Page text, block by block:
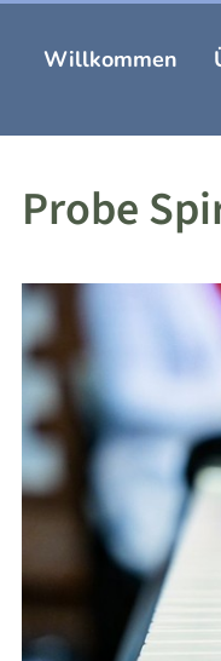
Willkommen
Probe